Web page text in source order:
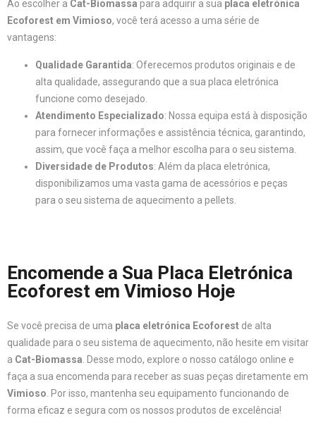
Ao escolher a Cat-Biomassa para adquirir a sua placa eletrónica
Ecoforest em Vimioso, você terá acesso a uma série de
vantagens:
Qualidade Garantida: Oferecemos produtos originais e de
alta qualidade, assegurando que a sua placa eletrónica
funcione como desejado.
Atendimento Especializado: Nossa equipa está à disposição
para fornecer informações e assistência técnica, garantindo,
assim, que você faça a melhor escolha para o seu sistema.
Diversidade de Produtos: Além da placa eletrónica,
disponibilizamos uma vasta gama de acessórios e peças
para o seu sistema de aquecimento a pellets.
Encomende a Sua Placa Eletrónica
Ecoforest em Vimioso Hoje
Se você precisa de uma placa eletrónica Ecoforest de alta
qualidade para o seu sistema de aquecimento, não hesite em visitar
a Cat-Biomassa . Desse modo, explore o nosso catálogo online e
faça a sua encomenda para receber as suas peças diretamente em
Vimioso . Por isso, mantenha seu equipamento funcionando de
forma eficaz e segura com os nossos produtos de excelência!